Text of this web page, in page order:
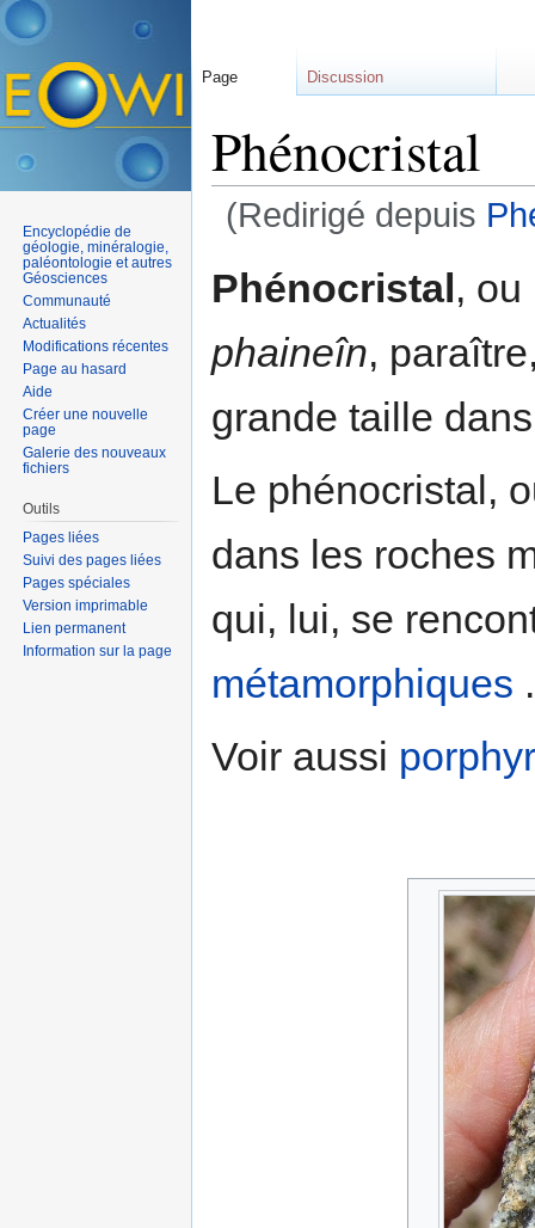
Phénocristal
(Redirigé depuis
Phénocristal, ou
phaineîn,
grande taille
Le phénocristal,
dans les roches
qui, lui, se
métamorphiques .
Voir aussi
Page Discussion
Encyclopédie de
géologie, minéralogie,
paléontologie et autres
Géosciences
Communauté
Actualités
Modifications récentes
Page au hasard
Aide
Créer une nouvelle
page
Galerie des nouveaux
fichiers
Outils
Pages liées
Suivi des pages liées
Pages spéciales
Version imprimable
Lien permanent
Information sur la page